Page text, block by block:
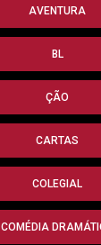
AVENTURA
BL
ÇÃO
CARTAS
COLEGIAL
COMÉDIA